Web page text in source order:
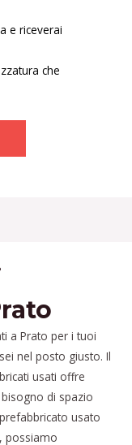
e riceverai
che
a Prato per i tuoi
nel posto giusto. Il
usati offre
di spazio
usato
possiamo